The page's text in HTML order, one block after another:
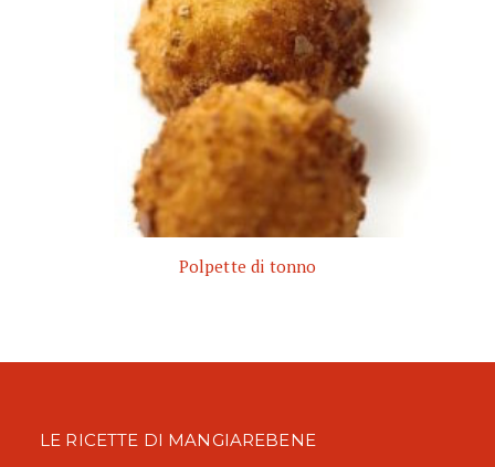
Polpette di tonno
LE RICETTE DI MANGIAREBENE